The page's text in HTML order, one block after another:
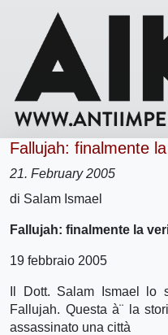
Fallujah: finalmente
21. February 2005
di Salam Ismael
Fallujah: finalmente la
19 febbraio 2005
Il Dott. Salam Ismael lo
Fallujah. Questa à¨ la
assassinato una città